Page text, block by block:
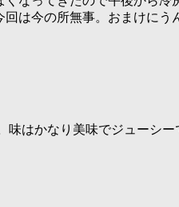
は今の所無事。おまけに
はかなり美味でジューシ